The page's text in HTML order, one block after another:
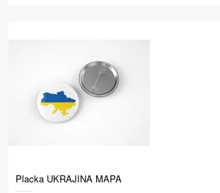
Placka UKRAJINA MAPA